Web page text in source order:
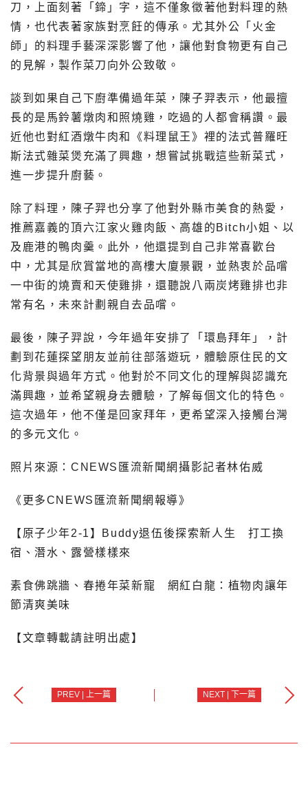
刀，上面刻著「鍗」字，這不僅象徵著他對料理的熱
情，也代表著家族對烹飪的傳承。尤其外公「火金
師」的料理手藝深深影響了他，讓他對食物更有自己
的見解，製作菜刀向外公致敬。
談到如果自己下廚準備過年菜，陳子羿表示，他最擅
長的是馬鈴薯燉肉和照燒雞，吃過的人都會稱讚。最
近他也對紅酒燉牛肉和《料理鼠王》裡的法式普羅旺
斯法式雜菜煲充滿了興趣，想嘗試挑戰這些新菜式，
進一步提升廚藝。
除了料理，陳子羿也分享了他對外縣市美食的熱愛，
推薦嘉義的頂六江家火雞肉飯、高雄的Bitch小姐、以
及鹿港的鴨肉羹。此外，他還提到自己非常喜歡台
中，尤其是欣賞當地的高樓大廈景觀，並熱衷於品嚐
一中街的燒賣和天使雞排，還聽說八兩炭烤雞排也非
常有名，未來計劃親自去品嚐。
最後，陳子羿說，今年過年安排了「環島拜年」，計
劃到花蓮探望朋友並前往部落遊玩，體驗原住民的文
化背景與過年方式。他對於不同文化的理解與認識充
滿興趣，並希望親身去體驗，了解每個文化的特色。
這次過年，他不僅是回家拜年，更希望深入接觸台灣
的多元文化。
照片來源：CNEWS匯流新聞網攝影記者林佑威
《更多CNEWS匯流新聞網報導》
【原子少年2-1】Buddy退伍後探索新人生 打工換
宿、潛水、露營樣樣來
素食佛跳牆、春捲年菜新寵 網紅白龍：植物肉讓年
節清爽美味
【文章轉載請註明出處】
PREV | 上一篇 NEXT | 下一篇